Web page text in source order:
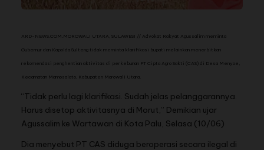
ARD-NEWS.COM.MOROWALI UTARA, SULAWESI // Advokat Rakyat Agussalim meminta
Gubernur dan Kapolda Sulteng tidak meminta klarifikasi bupati melainkan menerbitkan
rekomendasi penghentian aktivitas di perkebunan PT Cipta Agro Sakti (CAS) di Desa Menyoe,
Kecamatan Mamosalato, Kabupaten Morowali Utara.
“Tidak perlu lagi klarifikasi. Sudah jelas pelanggarannya.
Harus disetop aktivitasnya di Morut,” Demikian ujar
Agussalim ke Wartawan di Kota Palu, Selasa (10/06)
Dia menyebut PT CAS diduga beroperasi secara ilegal di